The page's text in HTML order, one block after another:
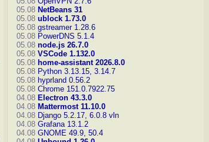
05.08 NetBeans 31
05.08 ublock 1.73.0
05.08 gstreamer 1.28.6
05.08 PowerDNS 5.1.4
05.08 node.js 26.7.0
05.08 VSCode 1.132.0
05.08 home-assistant 2026.8.0
05.08 Python 3.13.15, 3.14.7
05.08 hyprland 0.56.2
05.08 Chrome 151.0.7922.75
04.08 Electron 43.3.0
04.08 Mattermost 11.10.0
04.08 Django 5.2.17, 6.0.8 vln
04.08 Grafana 13.1.2
04.08 GNOME 49.9, 50.4